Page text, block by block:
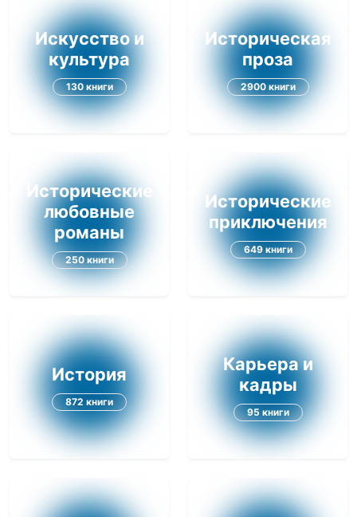
Искусство и
культура
130 книги
Историческая
проза
2900 книги
Исторические
любовные
романы
250 книги
Исторические
приключения
649 книги
История
872 книги
Карьера и
кадры
95 книги